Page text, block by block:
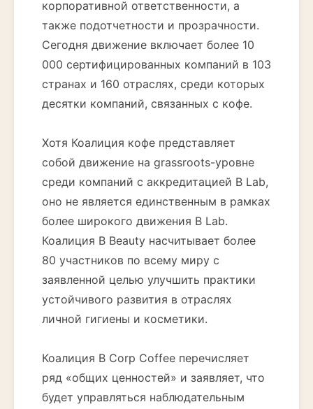
корпоративной ответственности, а
также подотчетности и прозрачности.
Сегодня движение включает более 10
000 сертифицированных компаний в 103
странах и 160 отраслях, среди которых
десятки компаний, связанных с кофе.
Хотя Коалиция кофе представляет
собой движение на grassroots-уровне
среди компаний с аккредитацией B Lab,
оно не является единственным в рамках
более широкого движения B Lab.
Коалиция B Beauty насчитывает более
80 участников по всему миру с
заявленной целью улучшить практики
устойчивого развития в отраслях
личной гигиены и косметики.
Коалиция B Corp Coffee перечисляет
ряд «общих ценностей» и заявляет, что
будет управляться наблюдательным